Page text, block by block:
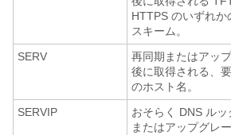
HTTPS のいずれか
スキーム。
SERV
再同期またはアッ
後に取得される、
のホスト名。
SERVIP
おそらく DNS ル
またはアップグレ